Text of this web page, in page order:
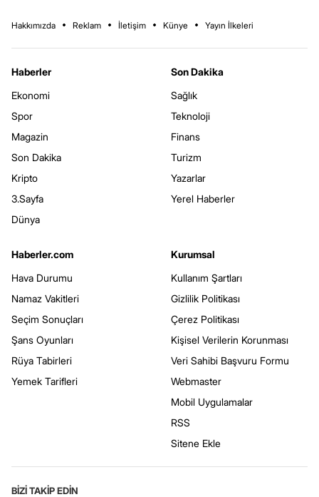
Hakkımızda Reklam İletişim Künye Yayın İlkeleri
Haberler
Ekonomi
Spor
Magazin
Son Dakika
Kripto
3.Sayfa
Dünya
Son Dakika
Sağlık
Teknoloji
Finans
Turizm
Yazarlar
Yerel Haberler
Haberler.com
Hava Durumu
Namaz Vakitleri
Seçim Sonuçları
Şans Oyunları
Rüya Tabirleri
Yemek Tarifleri
Kurumsal
Kullanım Şartları
Gizlilik Politikası
Çerez Politikası
Kişisel Verilerin Korunması
Veri Sahibi Başvuru Formu
Webmaster
Mobil Uygulamalar
RSS
Sitene Ekle
BİZİ TAKİP EDİN